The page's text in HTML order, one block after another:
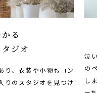
る
ジオ
り、衣装や小物もコン
りのスタジオを見つけ
泣
の
し